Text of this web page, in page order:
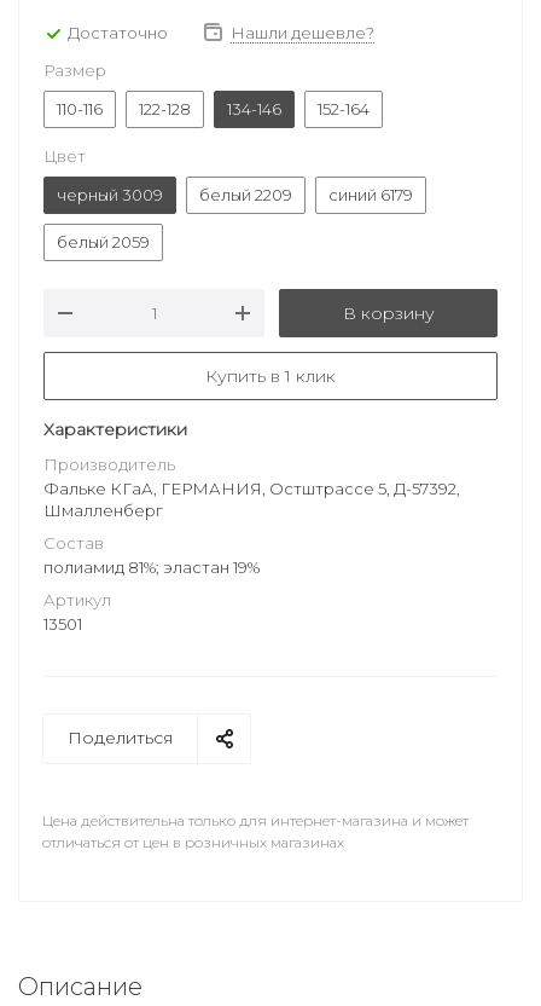
Достаточно
Нашли дешевле?
Размер
110-116
122-128 134-146 152-164
Цвет
черный 3009
белый 2209 синий 6179
белый 2059
В корзину
Купить в 1 клик
Характеристики
Производитель
Фальке КГаА, ГЕРМАНИЯ, Остштрассе 5, Д-57392,
Шмалленберг
Состав
полиамид 81%; эластан 19%
Артикул
13501
Поделиться
Цена действительна только для интернет-магазина и может
отличаться от цен в розничных магазинах
Описание